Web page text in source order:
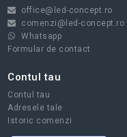
office@led-concept.ro
comenzi@led-concept.ro
Whatsapp
Formular de contact
Contul tau
Contul tau
Adresele tale
Istoric comenzi